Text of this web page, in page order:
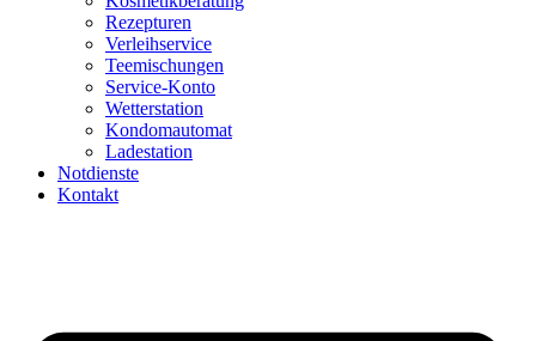
Rezepturen
Verleihservice
Teemischungen
Service-Konto
Wetterstation
Kondomautomat
Ladestation
Notdienste
Kontakt